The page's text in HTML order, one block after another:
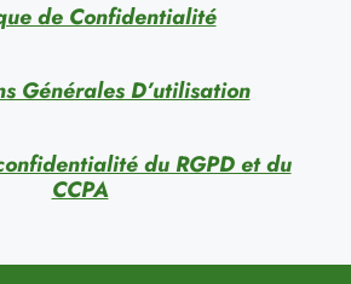
de Confidentialité
Générales D’utilisation
du RGPD et du
CCPA